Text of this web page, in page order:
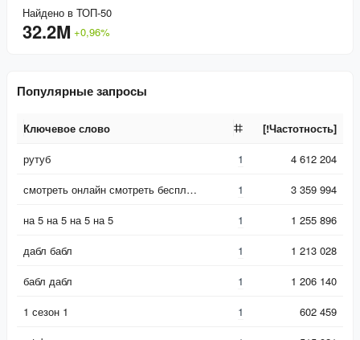
Найдено в ТОП-50
32.2M +0,96%
Популярные запросы
Ключевое слово
[!Частотность]
рутуб 1
4 612 204
смотреть онлайн смотреть бесплатно онлайн
1
3 359 994
на 5 на 5 на 5 на 5
1
1 255 896
дабл бабл
1
1 213 028
бабл дабл
1
1 206 140
1 сезон 1
1
602 459